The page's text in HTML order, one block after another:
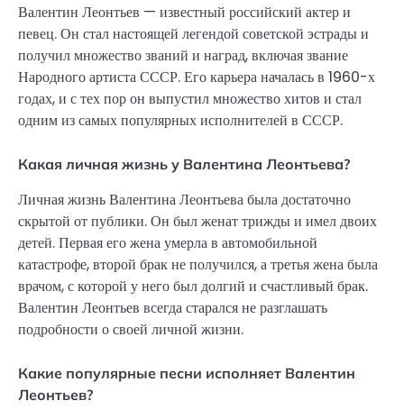
Валентин Леонтьев — известный российский актер и
певец. Он стал настоящей легендой советской эстрады и
получил множество званий и наград, включая звание
Народного артиста СССР. Его карьера началась в 1960-х
годах, и с тех пор он выпустил множество хитов и стал
одним из самых популярных исполнителей в СССР.
Какая личная жизнь у Валентина Леонтьева?
Личная жизнь Валентина Леонтьева была достаточно
скрытой от публики. Он был женат трижды и имел двоих
детей. Первая его жена умерла в автомобильной
катастрофе, второй брак не получился, а третья жена была
врачом, с которой у него был долгий и счастливый брак.
Валентин Леонтьев всегда старался не разглашать
подробности о своей личной жизни.
Какие популярные песни исполняет Валентин
Леонтьев?